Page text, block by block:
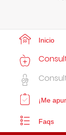
Inicio
¡Me
Faqs